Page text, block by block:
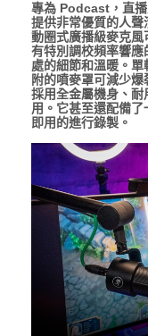
專為 Podcast，直
提供非常優質的人
動圈式廣播級麥克
有特別調校頻率響
處的細節和溫暖。
附的噴麥罩可減少
採用全金屬機身、
用。它甚至還配備
即用的進行錄製。